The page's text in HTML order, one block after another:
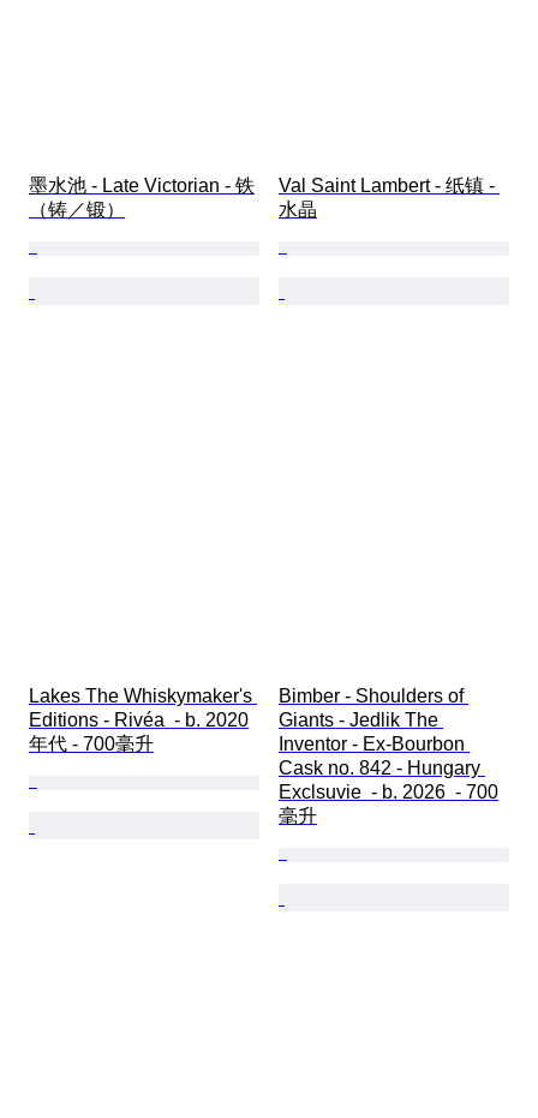
墨水池 - Late Victorian - 铁
（铸／锻）
Val Saint Lambert - 纸镇 -
水晶
Lakes The Whiskymaker's
Editions - Rivéa  - b. 2020
年代 - 700毫升
Bimber - Shoulders of
Giants - Jedlik The
Inventor - Ex-Bourbon
Cask no. 842 - Hungary
Exclsuvie  - b. 2026  - 700
毫升